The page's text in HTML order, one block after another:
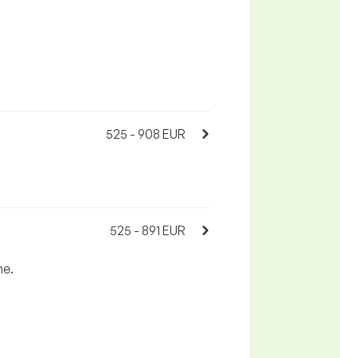
525 - 908 EUR
525 - 891 EUR